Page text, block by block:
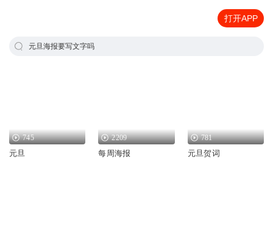
打开APP
元旦海报要写文字吗
745
元旦
2209
每周海报
781
元旦贺词